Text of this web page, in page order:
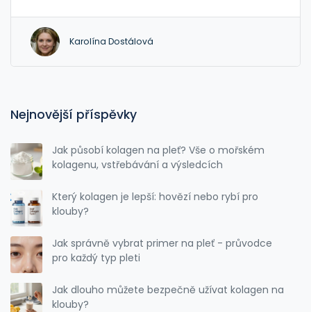
Karolína Dostálová
Nejnovější příspěvky
Jak působí kolagen na pleť? Vše o mořském
kolagenu, vstřebávání a výsledcích
Který kolagen je lepší: hovězí nebo rybí pro
klouby?
Jak správně vybrat primer na pleť - průvodce
pro každý typ pleti
Jak dlouho můžete bezpečně užívat kolagen na
klouby?